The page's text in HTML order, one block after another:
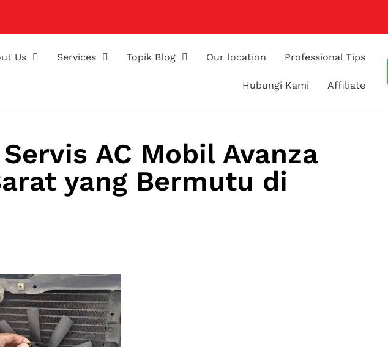
Us Services Topik Blog Our location Professional Tips
Hubungi Kami Affiliate
AC Mobil Avanza
yang Bermutu di